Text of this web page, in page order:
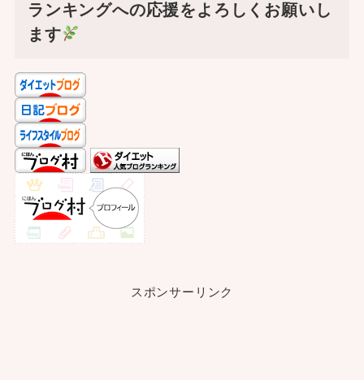
ランキングへの応援をよろしくお願いし
ます
スポンサーリンク